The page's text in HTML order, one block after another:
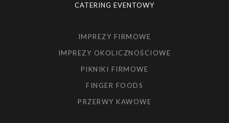
CATERING EVENTOWY
IMPREZY FIRMOWE
IMPREZY OKOLICZNOŚCIOWE
PIKNIKI FIRMOWE
FINGER FOODS
PRZERWY KAWOWE